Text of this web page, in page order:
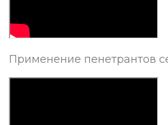
Применение пенетрантов